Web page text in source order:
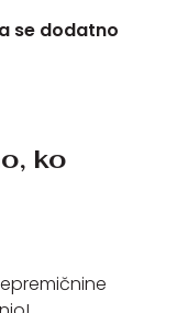
se dodatno
ko